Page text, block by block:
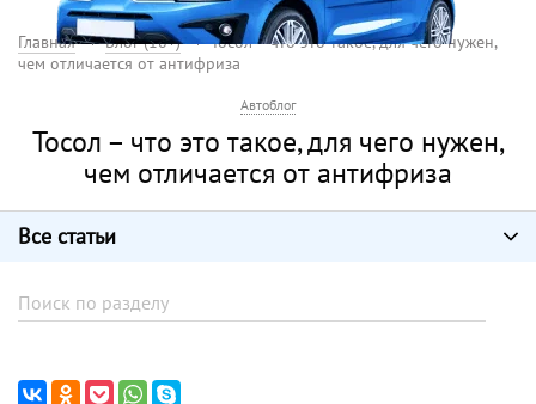
Главная Блог (18+)
Тосол – что это такое, для чего нужен,
чем отличается от антифриза
Автоблог
Тосол – что это такое, для чего нужен,
чем отличается от антифриза
Все статьи